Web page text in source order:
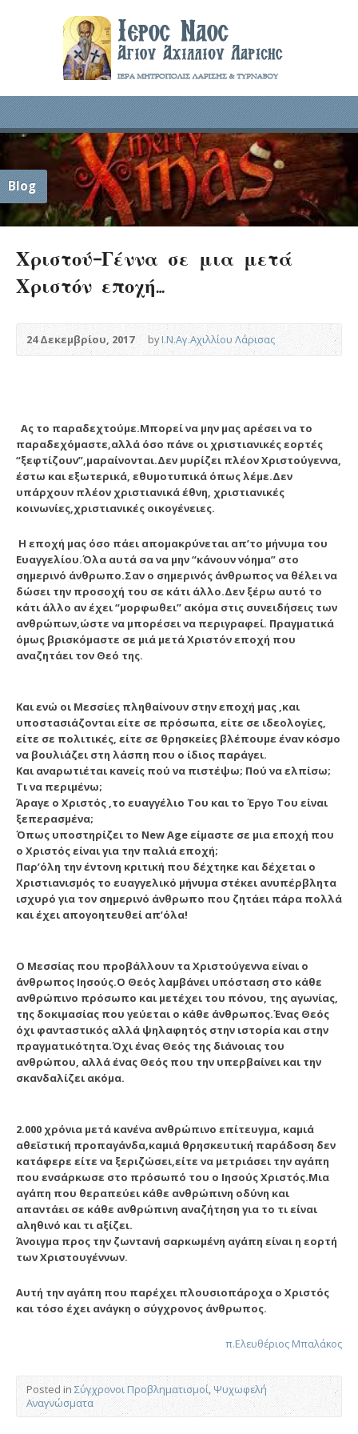
Blog
Χριστού-Γέννα σε μια μετά
Χριστόν εποχή…
24 Δεκεμβρίου, 2017 byΙ.Ν.Αγ.Αχιλλίου Λάρισας
Ας το παραδεχτούμε.Μπορεί να μην μας αρέσει να το
παραδεχόμαστε,αλλά όσο πάνε οι χριστιανικές εορτές
“ξεφτίζουν”,μαραίνονται.Δεν μυρίζει πλέον Χριστούγεννα,
έστω και εξωτερικά, εθυμοτυπικά όπως λέμε.Δεν
υπάρχουν πλέον χριστιανικά έθνη, χριστιανικές
κοινωνίες,χριστιανικές οικογένειες.
Η εποχή μας όσο πάει απομακρύνεται απ’το μήνυμα του
Ευαγγελίου.Όλα αυτά σα να μην “κάνουν νόημα” στο
σημερινό άνθρωπο.Σαν ο σημερινός άνθρωπος να θέλει να
δώσει την προσοχή του σε κάτι άλλο.Δεν ξέρω αυτό το
κάτι άλλο αν έχει “μορφωθει” ακόμα στις συνειδήσεις των
ανθρώπων,ώστε να μπορέσει να περιγραφεί. Πραγματικά
όμως βρισκόμαστε σε μιά μετά Χριστόν εποχή που
αναζητάει τον Θεό της.
Και ενώ οι Μεσσίες πληθαίνουν στην εποχή μας ,και
υποστασιάζονται είτε σε πρόσωπα, είτε σε ιδεολογίες,
είτε σε πολιτικές, είτε σε θρησκείες βλέπουμε έναν κόσμο
να βουλιάζει στη λάσπη που ο ίδιος παράγει.
Και αναρωτιέται κανείς πού να πιστέψω; Πού να ελπίσω;
Τι να περιμένω;
Άραγε ο Χριστός ,το ευαγγέλιο Του και το Έργο Του είναι
ξεπερασμένα;
Όπως υποστηρίζει το New Age είμαστε σε μια εποχή που
ο Χριστός είναι για την παλιά εποχή;
Παρ’όλη την έντονη κριτική που δέχτηκε και δέχεται ο
Χριστιανισμός το ευαγγελικό μήνυμα στέκει ανυπέρβλητα
ισχυρό για τον σημερινό άνθρωπο που ζητάει πάρα πολλά
και έχει απογοητευθεί απ’όλα!
Ο Μεσσίας που προβάλλουν τα Χριστούγεννα είναι ο
άνθρωπος Ιησούς.Ο Θεός λαμβάνει υπόσταση στο κάθε
ανθρώπινο πρόσωπο και μετέχει του πόνου, της αγωνίας,
της δοκιμασίας που γεύεται ο κάθε άνθρωπος.Ένας Θεός
όχι φανταστικός αλλά ψηλαφητός στην ιστορία και στην
πραγματικότητα.Όχι ένας Θεός της διάνοιας του
ανθρώπου, αλλά ένας Θεός που την υπερβαίνει και την
σκανδαλίζει ακόμα.
2.000 χρόνια μετά κανένα ανθρώπινο επίτευγμα, καμιά
αθεϊστική προπαγάνδα,καμιά θρησκευτική παράδοση δεν
κατάφερε είτε να ξεριζώσει,είτε να μετριάσει την αγάπη
που ενσάρκωσε στο πρόσωπό του ο Ιησούς Χριστός.Μια
αγάπη που θεραπεύει κάθε ανθρώπινη οδύνη και
απαντάει σε κάθε ανθρώπινη αναζήτηση για το τι είναι
αληθινό και τι αξίζει.
Άνοιγμα προς την ζωντανή σαρκωμένη αγάπη είναι η εορτή
των Χριστουγέννων.
Αυτή την αγάπη που παρέχει πλουσιοπάροχα ο Χριστός
και τόσο έχει ανάγκη ο σύγχρονος άνθρωπος.
π.Ελευθέριος Μπαλάκος
Posted in Σύγχρονοι Προβληματισμοί,Ψυχωφελή
Αναγνώσματα